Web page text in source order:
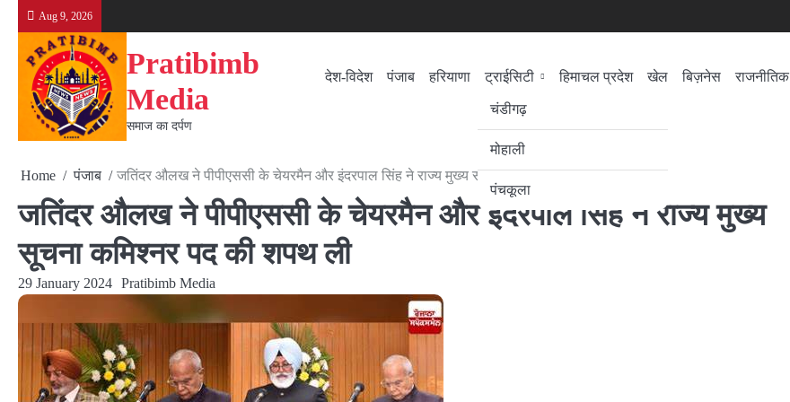
content
Aug 9, 2026
Pratibimb
Media
समाज का दर्पण
देश-विदेश पंजाब हरियाणा
ट्राईसिटी
चंडीगढ़
मोहाली
पंचकूला
हिमाचल प्रदेश खेल बिज़नेस राजनीतिक
Home पंजाब जतिंदर औलख ने पीपीएससी के चेयरमैन और इंदरपाल सिंह ने राज्य मुख्य सूचना कमिश्नर पद की शपथ ली
जतिंदर औलख ने पीपीएससी के चेयरमैन और इंदरपाल सिंह ने राज्य मुख्य
सूचना कमिश्नर पद की शपथ ली
29 January 2024 Pratibimb Media